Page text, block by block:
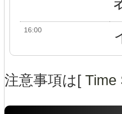
16:00
注意事項は[ Time